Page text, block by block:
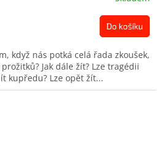
Do košíku
když nás potká celá řada zkoušek,
Jak dále žít? Lze tragédii
kupředu? Lze opět žít...